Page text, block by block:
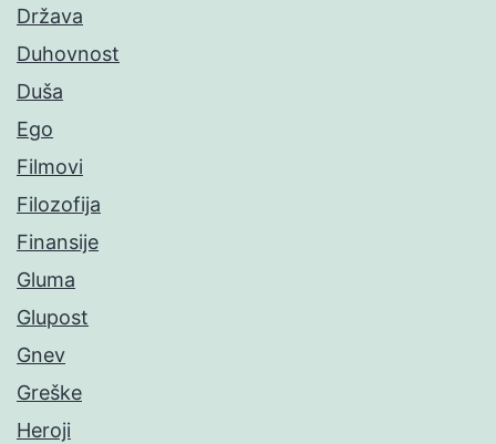
Država
Duhovnost
Duša
Ego
Filmovi
Filozofija
Finansije
Gluma
Glupost
Gnev
Greške
Heroji